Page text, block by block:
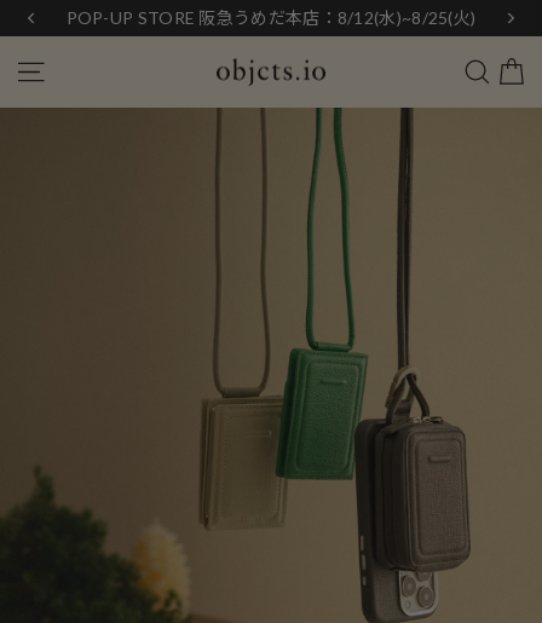
content
ニュースレター登録で初回購入5%OFF
火)
Search